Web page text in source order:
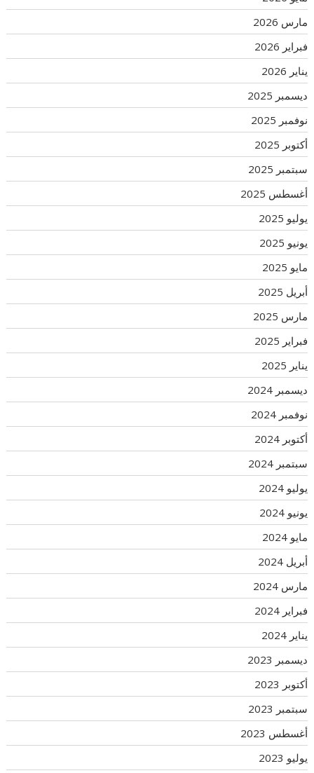
مارس 2026
فبراير 2026
يناير 2026
ديسمبر 2025
نوفمبر 2025
أكتوبر 2025
سبتمبر 2025
أغسطس 2025
يوليو 2025
يونيو 2025
مايو 2025
أبريل 2025
مارس 2025
فبراير 2025
يناير 2025
ديسمبر 2024
نوفمبر 2024
أكتوبر 2024
سبتمبر 2024
يوليو 2024
يونيو 2024
مايو 2024
أبريل 2024
مارس 2024
فبراير 2024
يناير 2024
ديسمبر 2023
أكتوبر 2023
سبتمبر 2023
أغسطس 2023
يوليو 2023